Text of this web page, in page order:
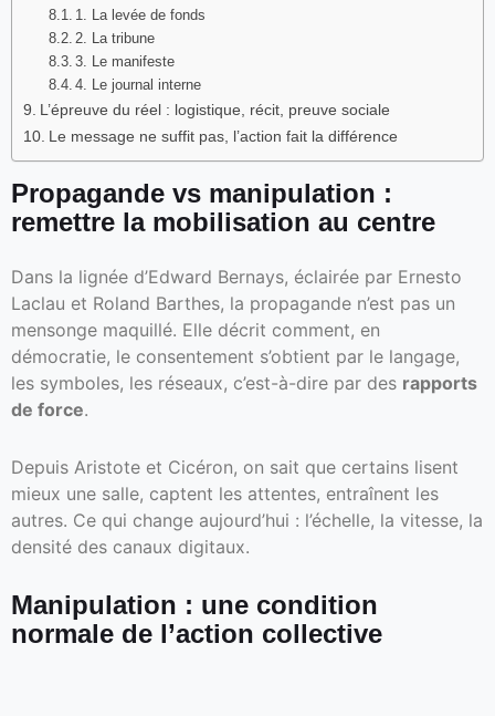
1. La levée de fonds
2. La tribune
3. Le manifeste
4. Le journal interne
L’épreuve du réel : logistique, récit, preuve sociale
Le message ne suffit pas, l’action fait la différence
Propagande vs manipulation :
remettre la mobilisation au centre
Dans la lignée d’Edward Bernays, éclairée par Ernesto
Laclau et Roland Barthes, la propagande n’est pas un
mensonge maquillé. Elle décrit comment, en
démocratie, le consentement s’obtient par le langage,
les symboles, les réseaux, c’est-à-dire par des rapports
de force.
Depuis Aristote et Cicéron, on sait que certains lisent
mieux une salle, captent les attentes, entraînent les
autres. Ce qui change aujourd’hui : l’échelle, la vitesse, la
densité des canaux digitaux.
Manipulation : une condition
normale de l’action collective